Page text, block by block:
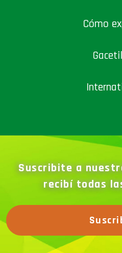
Cómo
Suscribite a
recibí todas